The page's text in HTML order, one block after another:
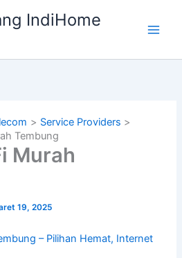
IndiHome
Service Providers
Tembung
Murah
19, 2025